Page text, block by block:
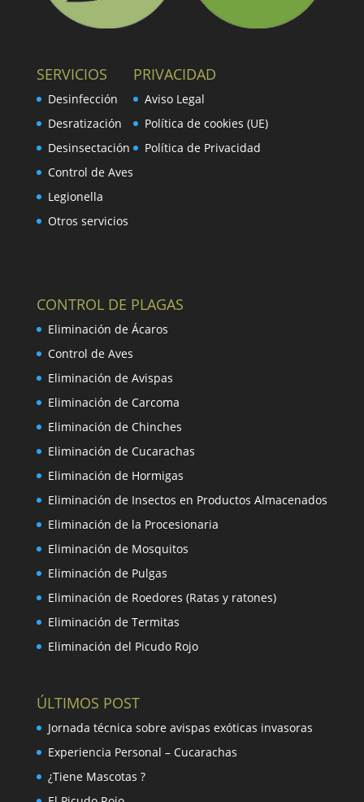
SERVICIOS
Desinfección
Desratización
Desinsectación
Control de Aves
Legionella
Otros servicios
PRIVACIDAD
Aviso Legal
Política de cookies (UE)
Política de Privacidad
CONTROL DE PLAGAS
Eliminación de Ácaros
Control de Aves
Eliminación de Avispas
Eliminación de Carcoma
Eliminación de Chinches
Eliminación de Cucarachas
Eliminación de Hormigas
Eliminación de Insectos en Productos Almacenados
Eliminación de la Procesionaria
Eliminación de Mosquitos
Eliminación de Pulgas
Eliminación de Roedores (Ratas y ratones)
Eliminación de Termitas
Eliminación del Picudo Rojo
ÚLTIMOS POST
Jornada técnica sobre avispas exóticas invasoras
Experiencia Personal – Cucarachas
¿Tiene Mascotas ?